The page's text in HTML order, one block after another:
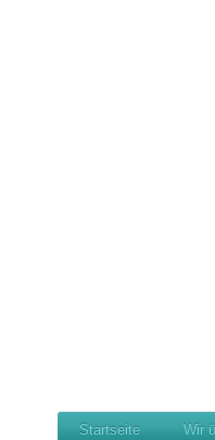
Startseite Wir